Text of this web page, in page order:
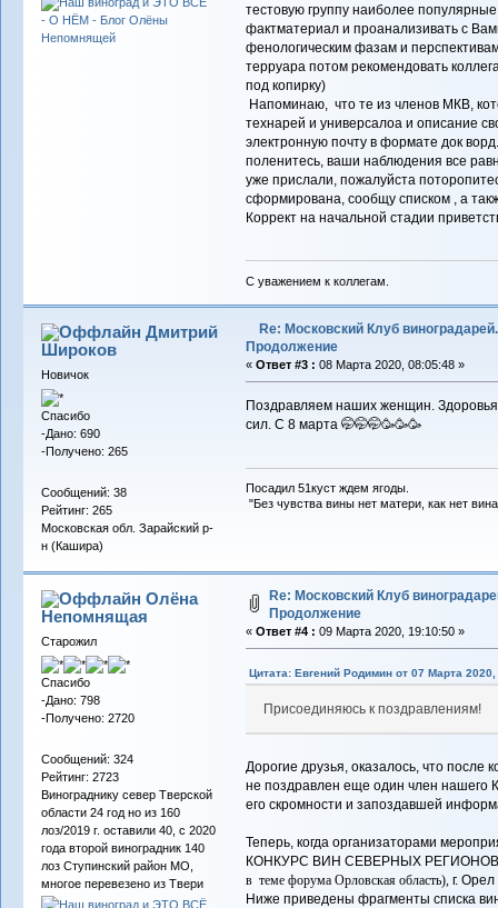
тестовую группу наиболее
фактматериал и проанализивать с
фенологическим фазам и
терруара потом рекомендовать
под копирку)
Напоминаю, что те из членов МКВ,
технарей и универсалоа и описание
электронную почту в формате док
поленитесь, ваши наблюдения все
уже прислали, пожалуйста
сформирована, сообщу списком , а
Коррект на начальной стадии
С уважением к коллегам.
Дмитрий
Широков
Новичок
Спасибо
-Дано: 690
-Получено: 265
Сообщений: 38
Рейтинг: 265
Московская обл. Зарайский р-
н (Кашира)
Re: Московский Клуб виноградарей.
Продолжение
« Ответ #3 : 08 Марта 2020, 08:05:48 »
Поздравляем наших женщин.
сил. С 8 марта 🤭🤭🤭🥳🥳🥳
Посадил 51куст ждем ягоды.
"Без чувства вины нет матери, как нет
Олёна
Непомнящая
Старожил
Спасибо
-Дано: 798
-Получено: 2720
Сообщений: 324
Рейтинг: 2723
Винограднику север Тверской
области 24 год но из 160
лоз/2019 г. оставили 40, с 2020
года второй виноградник 140
лоз Ступинский район МО,
многое перевезено из Твери
Re: Московский Клуб
Продолжение
« Ответ #4 : 09 Марта 2020, 19:10:50 »
Цитата: Евгений Родимин от 07 Марта
Присоединяюсь к поздравлениям!
Дорогие друзья, оказалось, что после
не поздравлен еще один член нашего
его скромности и запоздавшей
Теперь, когда организаторами
КОНКУРС ВИН СЕВЕРНЫХ РЕГИОНОВ
в теме форума Орловская область), г.
Ниже приведены фрагменты списка